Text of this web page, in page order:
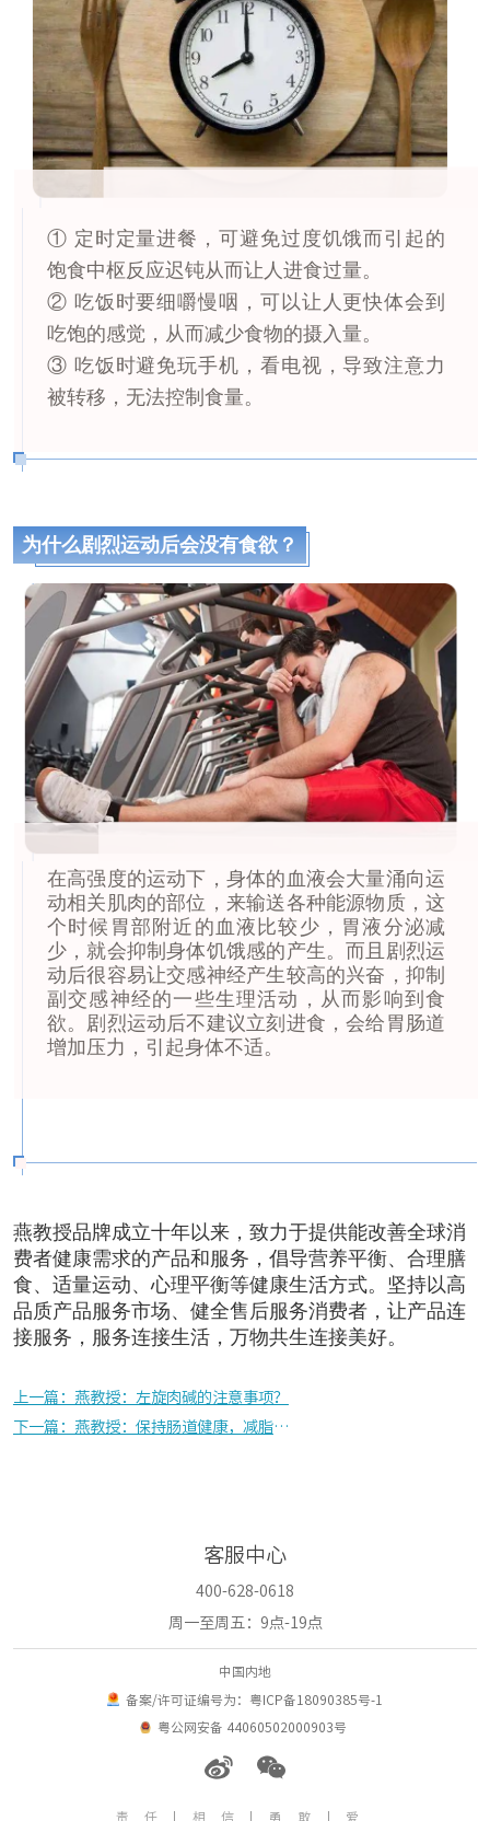
① 定时定量进餐，可避免过度饥饿而引起的
饱食中枢反应迟钝从而让人进食过量。
② 吃饭时要细嚼慢咽，可以让人更快体会到
吃饱的感觉，从而减少食物的摄入量。
③ 吃饭时避免玩手机，看电视，导致注意力
被转移，无法控制食量。
为什么剧烈运动后会没有食欲？
在高强度的运动下，身体的血液会大量涌向运
动相关肌肉的部位，来输送各种能源物质，这
个时候胃部附近的血液比较少，胃液分泌减
少，就会抑制身体饥饿感的产生。而且剧烈运
动后很容易让交感神经产生较高的兴奋，抑制
副交感神经的一些生理活动，从而影响到食
欲。剧烈运动后不建议立刻进食，会给胃肠道
增加压力，引起身体不适。
燕教授品牌成立十年以来，致力于提供能改善全球消
费者健康需求的产品和服务，倡导营养平衡、合理膳
食、适量运动、心理平衡等健康生活方式。坚持以高
品质产品服务市场、健全售后服务消费者，让产品连
接服务，服务连接生活，万物共生连接美好。
上一篇：燕教授：左旋肉碱的注意事项？
下一篇：燕教授：保持肠道健康，减脂更有效率！
客服中心
400-628-0618
周一至周五：9点-19点
中国内地
备案/许可证编号为：粤ICP备18090385号-1
粤公网安备 44060502000903号
责任|相信|勇敢|爱